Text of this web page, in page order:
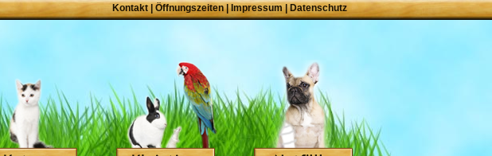
Kontakt Öffnungszeiten| Impressum|Datenschutz